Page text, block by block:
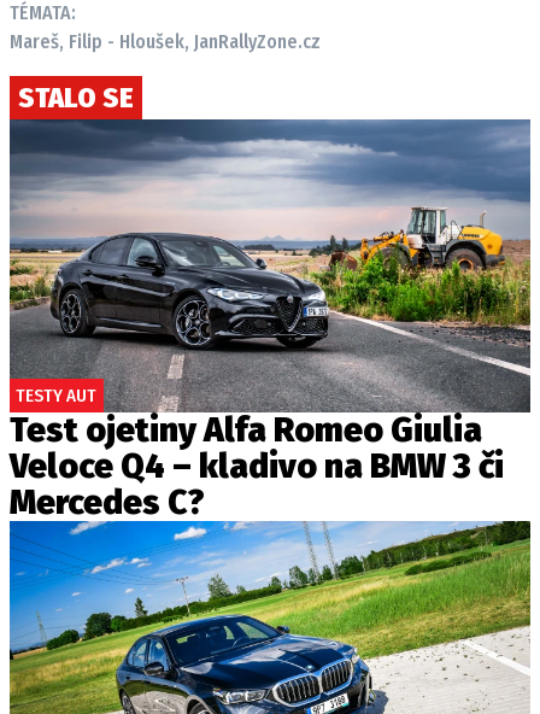
TÉMATA:
Mareš, Filip - Hloušek, JanRallyZone.cz
STALO SE
TESTY AUT
Test ojetiny Alfa Romeo Giulia
Veloce Q4 – kladivo na BMW 3 či
Mercedes C?